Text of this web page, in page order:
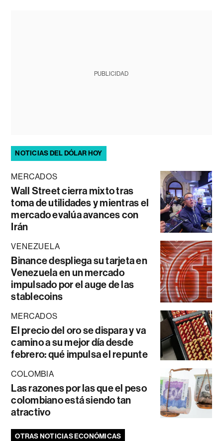
PUBLICIDAD
NOTICIAS DEL DÓLAR HOY
MERCADOS
Wall Street cierra mixto tras
toma de utilidades y mientras el
mercado evalúa avances con
Irán
VENEZUELA
Binance despliega su tarjeta en
Venezuela en un mercado
impulsado por el auge de las
stablecoins
MERCADOS
El precio del oro se dispara y va
camino a su mejor día desde
febrero: qué impulsa el repunte
COLOMBIA
Las razones por las que el peso
colombiano está siendo tan
atractivo
OTRAS NOTICIAS ECONÓMICAS